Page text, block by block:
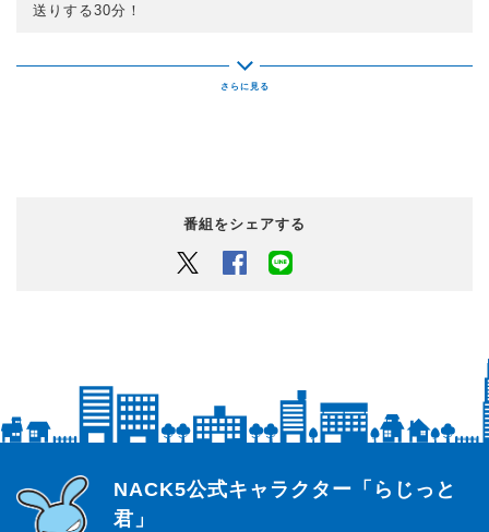
送りする30分！
番組をシェアする
Twitter Facebook
らじっと君
NACK5公式キャラクター「らじっと
君」